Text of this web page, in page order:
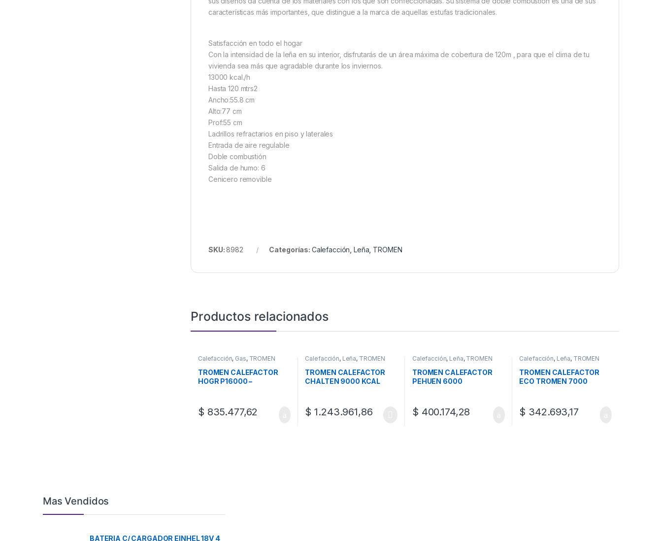
características más importantes, que distingue a la marca de aquellas estufas tradicionales.
Satisfacción en todo el hogar
Con la intensidad de la leña en su interior, disfrutarás de un área máxima de cobertura de 120m , para que el clima de tu
vivienda sea más que agradable durante los inviernos.
13000 kcal./h
Hasta 120 mtrs2
Ancho:55.8 cm
Alto:77 cm
Prof:55 cm
Ladrillos refractarios en piso y laterales
Entrada de aire regulable
Doble combustión
Salida de humo: 6
Cenicero removible
SKU:8982 Categorías: Calefacción,Leña, TROMEN
Productos relacionados
Calefacción, Gas, TROMEN
TROMEN CALEFACTOR
HOGR P16000 –
$ 835.477,62
Calefacción, Leña, TROMEN
TROMEN CALEFACTOR
CHALTEN 9000 KCAL
$ 1.243.961,86
Calefacción, Leña, TROMEN
TROMEN CALEFACTOR
PEHUEN 6000
$ 400.174,28
Calefacción, Leña, TROMEN
TROMEN CALEFACTOR
ECO TROMEN 7000
$ 342.693,17
Mas Vendidos
BATERIA C/ CARGADOR EINHEL 18V 4